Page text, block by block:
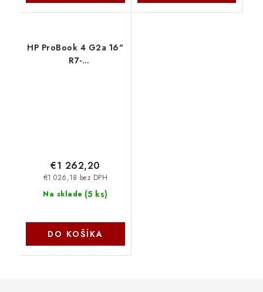
HP ProBook 4 G2a 16"
R7-
Na sklade (5 ks)
€1 026,18 bez DPH
€1 262,20
DO KOŠÍKA